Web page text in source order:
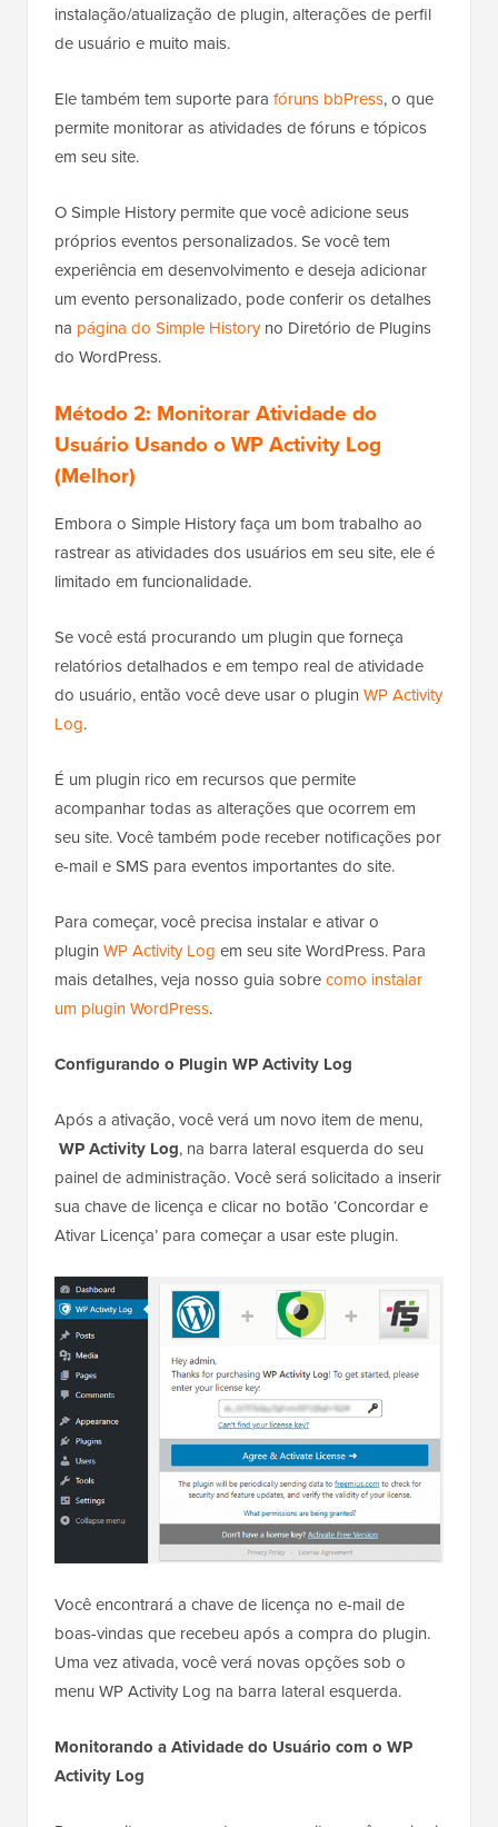
instalação/atualização de plugin, alterações de perfil
de usuário e muito mais.
Ele também tem suporte para fóruns bbPress, o que
permite monitorar as atividades de fóruns e tópicos
em seu site.
O Simple History permite que você adicione seus
próprios eventos personalizados. Se você tem
experiência em desenvolvimento e deseja adicionar
um evento personalizado, pode conferir os detalhes
na página do Simple Historyno Diretório de Plugins
do WordPress.
Método 2: Monitorar Atividade do
Usuário Usando o WP Activity Log
(Melhor)
Embora o Simple History faça um bom trabalho ao
rastrear as atividades dos usuários em seu site, ele é
limitado em funcionalidade.
Se você está procurando um plugin que forneça
relatórios detalhados e em tempo real de atividade
do usuário, então você deve usar o plugin WP Activity
Log.
É um plugin rico em recursos que permite
acompanhar todas as alterações que ocorrem em
seu site. Você também pode receber notificações por
e-mail e SMS para eventos importantes do site.
Para começar, você precisa instalar e ativar o
plugin WP Activity Log em seu site WordPress. Para
mais detalhes, veja nosso guia sobrecomo instalar
um plugin WordPress.
Configurando o Plugin WP Activity Log
Após a ativação, você verá um novo item de menu,
WP Activity Log, na barra lateral esquerda do seu
painel de administração. Você será solicitado a inserir
sua chave de licença e clicar no botão ‘Concordar e
Ativar Licença’ para começar a usar este plugin.
Você encontrará a chave de licença no e-mail de
boas-vindas que recebeu após a compra do plugin.
Uma vez ativada, você verá novas opções sob o
menu WP Activity Log na barra lateral esquerda.
Monitorando a Atividade do Usuário com o WP
Activity Log